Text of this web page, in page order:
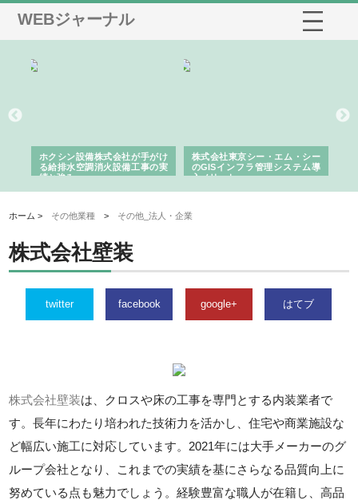
WEBジャーナル
ホクシン設備株式会社が手がけ
る給排水空調消火設備工事の実
績と強み
株式会社東京シー・エム・シー
のGISインフラ管理システム導
入メリット
ホーム > その他業種 > その他_法人・企業
株式会社壁装
twitter facebook google+ はてブ
株式会社壁装は、クロスや床の工事を専門とする内装業者で
す。長年にわたり培われた技術力を活かし、住宅や商業施設な
ど幅広い施工に対応しています。2021年には大手メーカーのグ
ループ会社となり、これまでの実績を基にさらなる品質向上に
努めている点も魅力でしょう。経験豊富な職人が在籍し、高品